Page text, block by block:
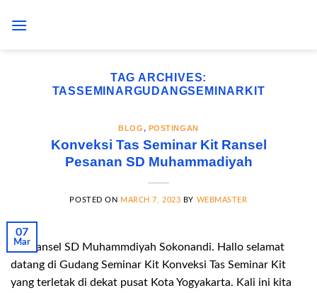
TAG ARCHIVES:
TASSEMINARGUDANGSEMINARKIT
BLOG, POSTINGAN
Konveksi Tas Seminar Kit Ransel
Pesanan SD Muhammadiyah
POSTED ON MARCH 7, 2023 BY WEBMASTER
07
Mar
Tas Ransel SD Muhammdiyah Sokonandi. Hallo selamat
datang di Gudang Seminar Kit Konveksi Tas Seminar Kit
yang terletak di dekat pusat Kota Yogyakarta. Kali ini kita